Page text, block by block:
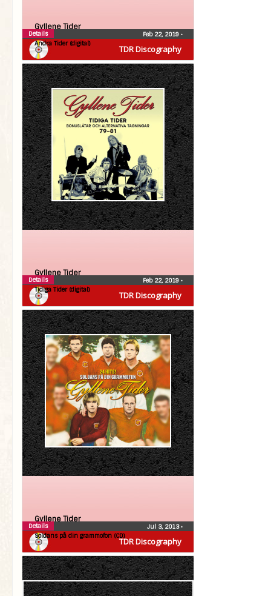
TDR Discography
Gyllene Tider
Andra Tider (digital)
Feb 22, 2019 •
Details
TDR Discography
Gyllene Tider
Tidiga Tider (digital)
Feb 22, 2019 •
Details
TDR Discography
Gyllene Tider
Soldans på din grammofon (CD)
Jul 3, 2013•
Details